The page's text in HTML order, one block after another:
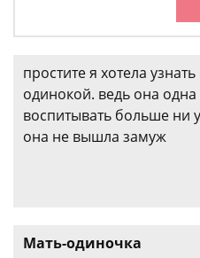
простите я хотела
одинокой. ведь она
воспитывать больше ни
она не вышла замуж
Мать-одиночка